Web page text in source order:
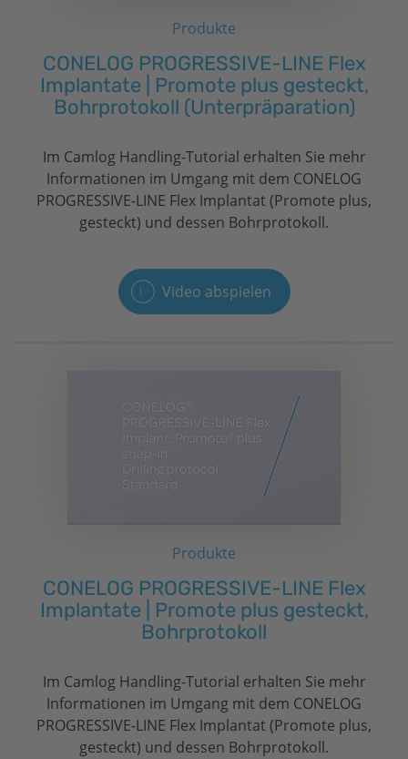
Produkte
CONELOG PROGRESSIVE-LINE Flex
Implantate | Promote plus gesteckt,
Bohrprotokoll (Unterpräparation)
Im Camlog Handling-Tutorial erhalten Sie mehr
Informationen im Umgang mit dem CONELOG
PROGRESSIVE-LINE Flex Implantat (Promote plus,
gesteckt) und dessen Bohrprotokoll.
Video abspielen
Produkte
CONELOG PROGRESSIVE-LINE Flex
Implantate | Promote plus gesteckt,
Bohrprotokoll
Im Camlog Handling-Tutorial erhalten Sie mehr
Informationen im Umgang mit dem CONELOG
PROGRESSIVE-LINE Flex Implantat (Promote plus,
gesteckt) und dessen Bohrprotokoll.